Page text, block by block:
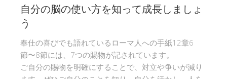
自分の脳の使い方を知って成長しましょ
う
奉仕の喜びでも語れているローマ人への手紙12章6
節〜8節には、7つの賜物が記されています。
ご自分の賜物を明確にすることで、対立や争いが減り